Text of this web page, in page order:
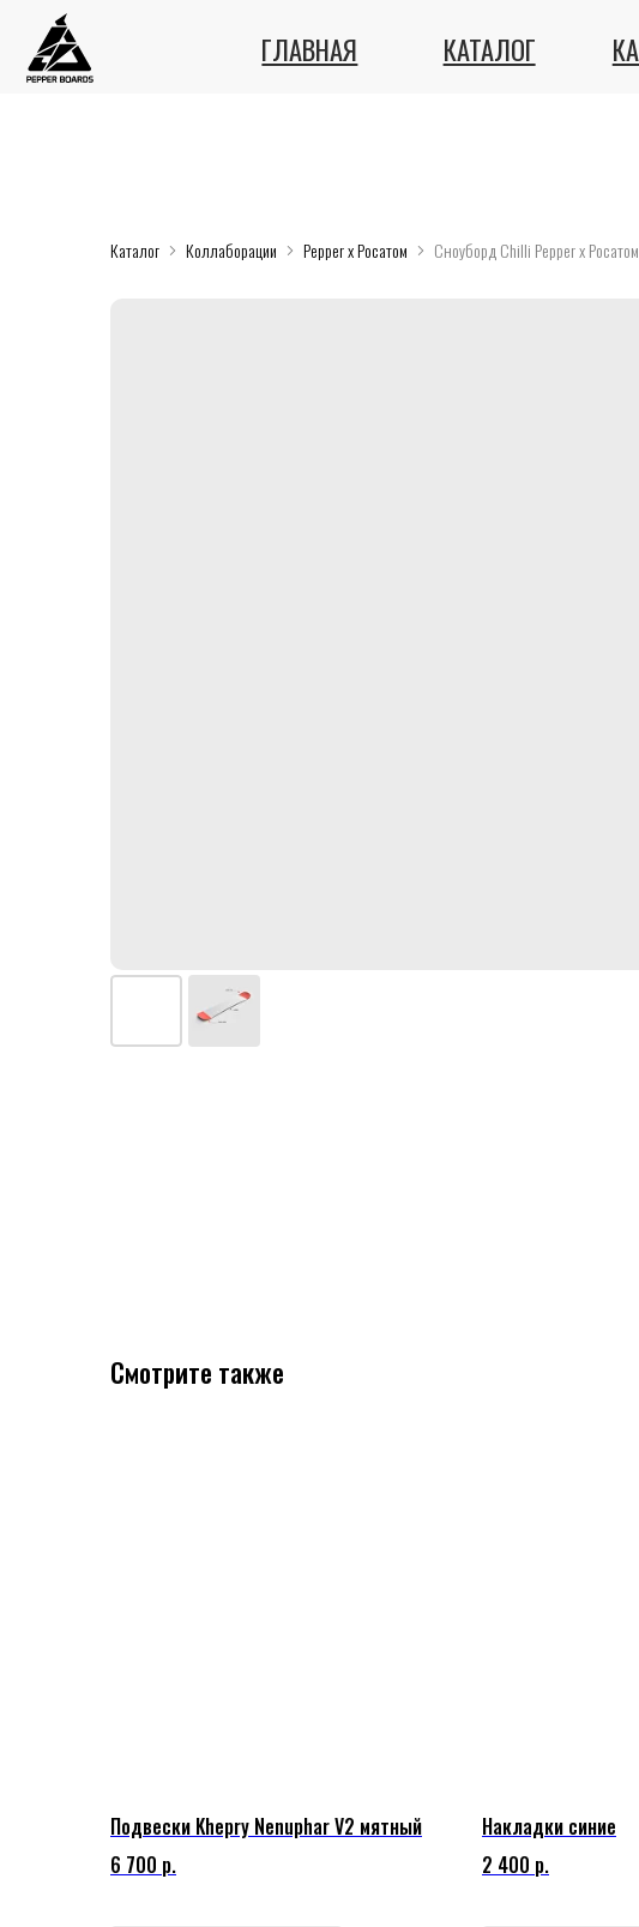
ГЛАВНАЯ КАТАЛОГ КАСТОМ
Каталог Коллаборации Pepper x Росатом Сноуборд Chilli Pepper x Росатом
Смотрите также
Подвески Khepry Nenuphar V2 мятный
6 700 р.
Накладки синие
2 400 р.